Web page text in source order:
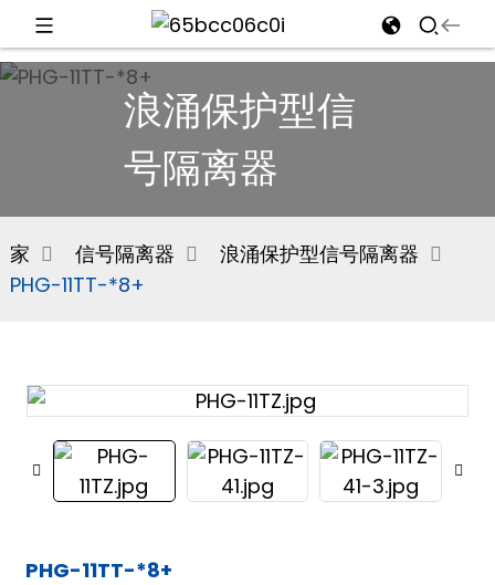
浪涌保护型信
号隔离器
家 信号隔离器
浪涌保护型信号隔离器
PHG-11TT-*8+
PHG-11TT-*8+